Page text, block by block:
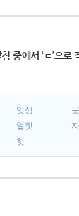
침 중에서 ‘ㄷ’으
엇셈
얼핏
헛